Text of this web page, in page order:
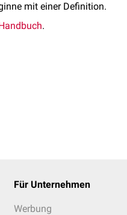
mit einer Definition.
.
Für Unternehmen
Werbung